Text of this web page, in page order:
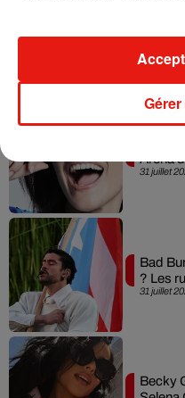
31 juillet
Arena
31 juillet
Bad
? Les
Becky